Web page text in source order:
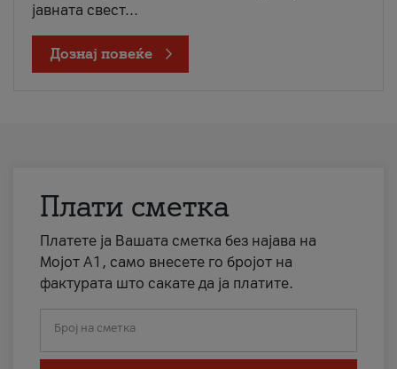
јавната свест...
Дознај повеќе
Плати сметка
Платете ја Вашата сметка без најава на
Мојот А1, само внесете го бројот на
фактурата што сакате да ја платите.
Број на сметка